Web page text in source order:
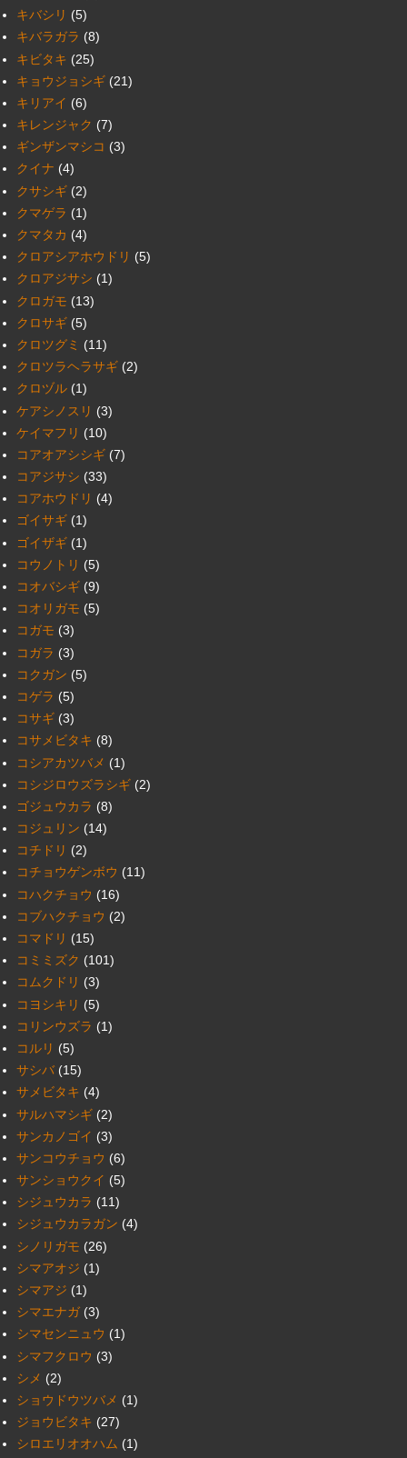
キバシリ (5)
キバラガラ (8)
キビタキ (25)
キョウジョシギ (21)
キリアイ (6)
キレンジャク (7)
ギンザンマシコ (3)
クイナ (4)
クサシギ (2)
クマゲラ (1)
クマタカ (4)
クロアシアホウドリ (5)
クロアジサシ (1)
クロガモ (13)
クロサギ (5)
クロツグミ (11)
クロツラヘラサギ (2)
クロヅル (1)
ケアシノスリ (3)
ケイマフリ (10)
コアオアシシギ (7)
コアジサシ (33)
コアホウドリ (4)
ゴイサギ (1)
ゴイザギ (1)
コウノトリ (5)
コオバシギ (9)
コオリガモ (5)
コガモ (3)
コガラ (3)
コクガン (5)
コゲラ (5)
コサギ (3)
コサメビタキ (8)
コシアカツバメ (1)
コシジロウズラシギ (2)
ゴジュウカラ (8)
コジュリン (14)
コチドリ (2)
コチョウゲンボウ (11)
コハクチョウ (16)
コブハクチョウ (2)
コマドリ (15)
コミミズク (101)
コムクドリ (3)
コヨシキリ (5)
コリンウズラ (1)
コルリ (5)
サシバ (15)
サメビタキ (4)
サルハマシギ (2)
サンカノゴイ (3)
サンコウチョウ (6)
サンショウクイ (5)
シジュウカラ (11)
シジュウカラガン (4)
シノリガモ (26)
シマアオジ (1)
シマアジ (1)
シマエナガ (3)
シマセンニュウ (1)
シマフクロウ (3)
シメ (2)
ショウドウツバメ (1)
ジョウビタキ (27)
シロエリオオハム (1)